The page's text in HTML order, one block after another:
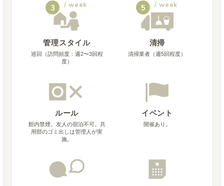
3 / week
管理スタイル
巡回（訪問頻度：週2〜3回程
度）
5 / week
清掃
清掃業者（週5回程度）
ルール
館内禁煙。友人の宿泊不可。共
用部のゴミ出しは管理人が実
施。
イベント
開催あり。